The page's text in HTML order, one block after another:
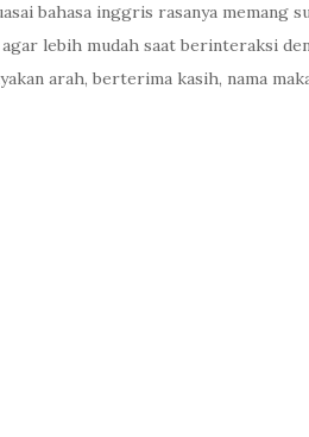
bahasa inggris rasanya memang
lebih mudah saat berinteraksi
arah, berterima kasih, nama